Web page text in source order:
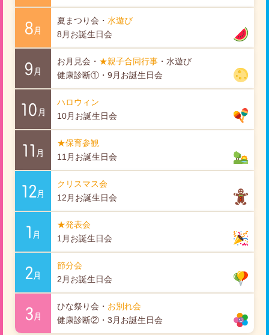
8 月
夏まつり会・ 水遊び
8月お誕生日会
9 月
お月見会・ ★親子合同行事 ・水遊び
健康診断①・9月お誕生日会
10 月
ハロウィン
10月お誕生日会
11 月
★保育参観
11月お誕生日会
12 月
クリスマス会
12月お誕生日会
1 月
★発表会
1月お誕生日会
2 月
節分会
2月お誕生日会
3 月
ひな祭り会・ お別れ会
健康診断②・3月お誕生日会